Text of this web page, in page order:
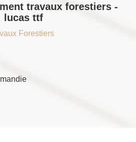
travaux forestiers -
lucas ttf
Forestiers